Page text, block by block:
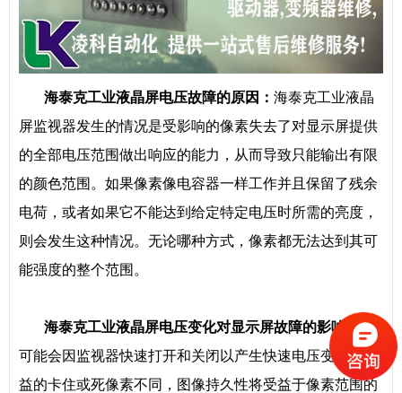
海泰克工业液晶屏电压故障的原因： 海泰克工业液晶
屏监视器发生的情况是受影响的像素失去了对显示屏提供
的全部电压范围做出响应的能力，从而导致只能输出有限
的颜色范围。如果像素像电容器一样工作并且保留了残余
电荷，或者如果它不能达到给定特定电压时所需的亮度，
则会发生这种情况。无论哪种方式，像素都无法达到其可
能强度的整个范围。
海泰克工业液晶屏电压变化对显示屏故障的影响：与
可能会因监视器快速打开和关闭以产生快速电压变化而受
益的卡住或死像素不同，图像持久性将受益于像素范围的